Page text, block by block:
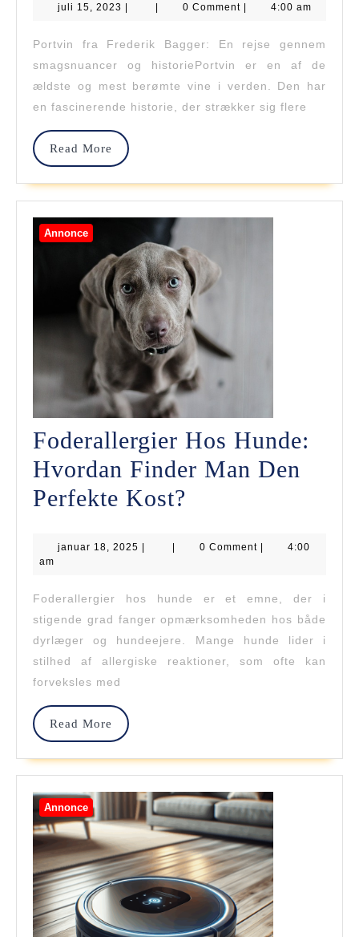
En
Og
juli 15, 2023 juli
0 Comment 4:00 am
Portvin fra Frederik Bagger: En rejse gennem
smagsnuancer og historiePortvin er en af de
ældste og mest berømte vine i verden. Den har
en fascinerende historie, der strækker sig flere
Read More
Read
Annonce
Foderallergier Hos Hunde:
Hvordan Finder Man Den
Perfekte Kost?
Hunde:
Finder
Man
Den
januar 18, 2025 januar
| | 0 Comment |
4:00
am
Foderallergier hos hunde er et emne, der i
stigende grad fanger opmærksomheden hos både
dyrlæger og hundeejere. Mange hunde lider i
stilhed af allergiske reaktioner, som ofte kan
forveksles med
Read More
Read
Annonce